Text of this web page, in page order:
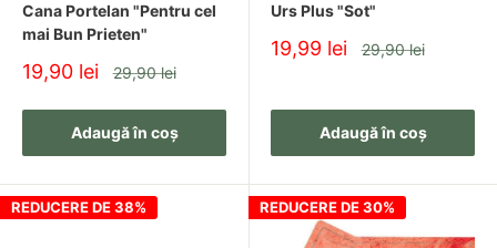
Cana Portelan "Pentru cel
mai Bun Prieten"
Pret
redus
19,90 lei Pret
29,90 lei
Adaugă în coș
Urs Plus "Sot"
Pret
redus
19,99 lei Pret
29,90 lei
Adaugă în coș
REDUCERE DE 38% REDUCERE DE 30%